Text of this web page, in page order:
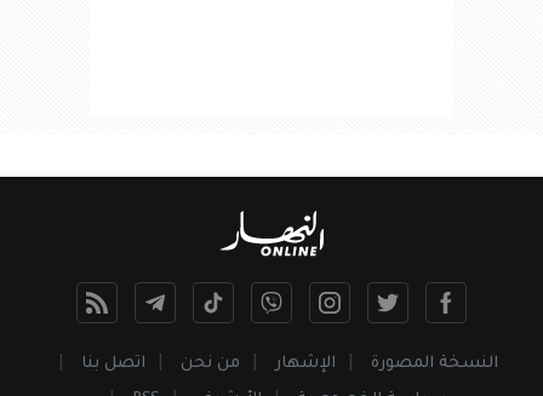
النسخة المصورة الإشهار من نحن
اتصل بنا